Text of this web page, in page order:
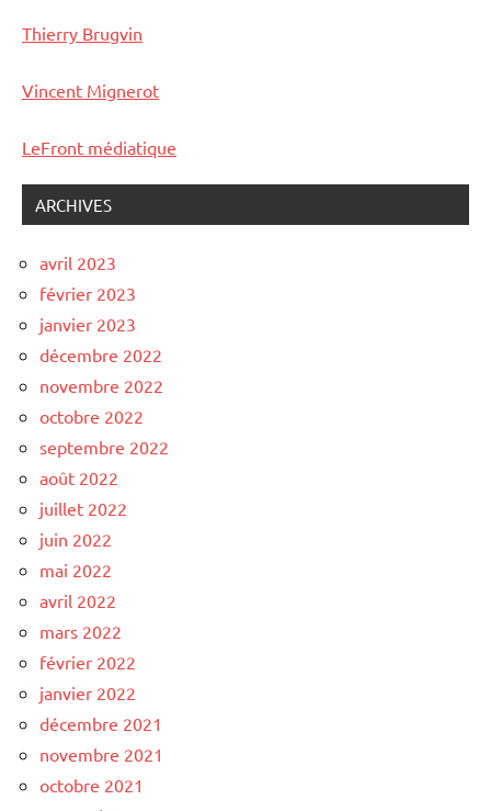
Thierry Brugvin
Vincent Mignerot
LeFront médiatique
ARCHIVES
avril 2023
février 2023
janvier 2023
décembre 2022
novembre 2022
octobre 2022
septembre 2022
août 2022
juillet 2022
juin 2022
mai 2022
avril 2022
mars 2022
février 2022
janvier 2022
décembre 2021
novembre 2021
octobre 2021